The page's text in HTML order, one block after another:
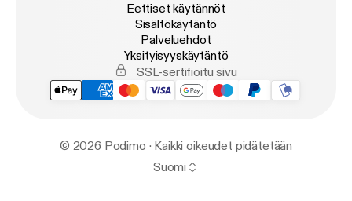
Eettiset käytännöt
Sisältökäytäntö
Palveluehdot
Yksityisyyskäytäntö
SSL-sertifioitu sivu
© 2026 Podimo · Kaikki oikeudet pidätetään
Suomi